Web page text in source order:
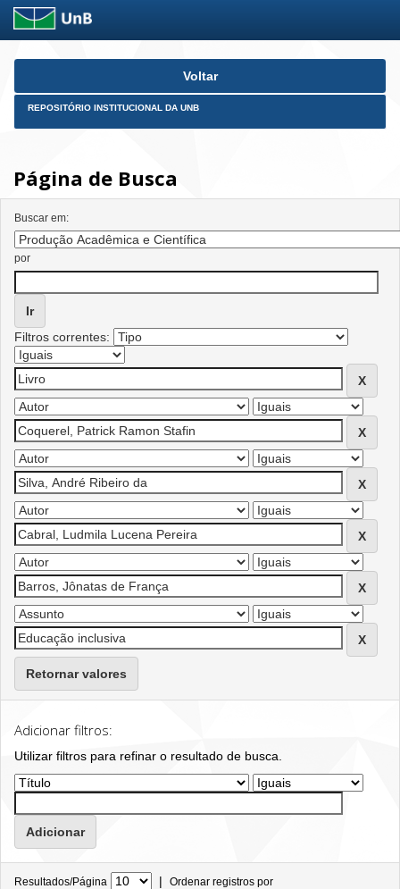
Skip
Voltar
REPOSITÓRIO INSTITUCIONAL DA UNB
Página de Busca
Buscar em:
por
Filtros correntes:
Retornar valores
Adicionar filtros:
Utilizar filtros para refinar o resultado de busca.
Resultados/Página | Ordenar registros por